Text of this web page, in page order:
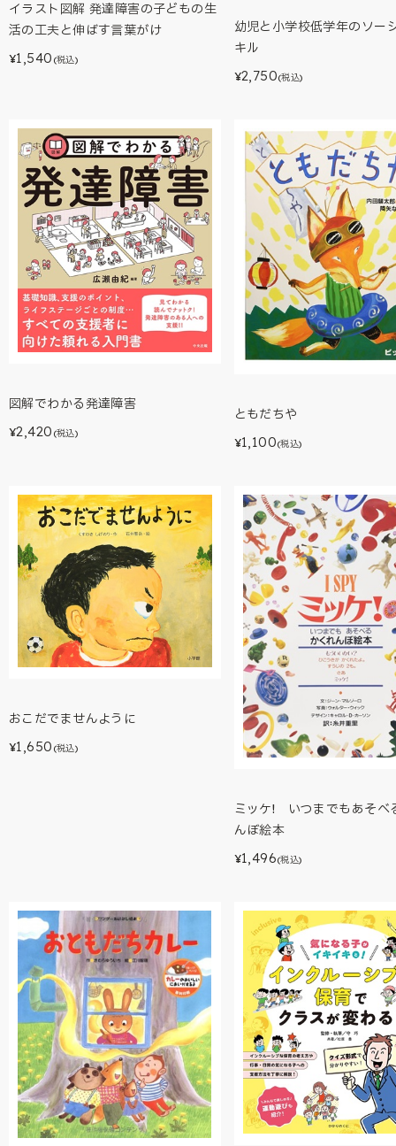
イラスト図解 発達障害の子どもの生
活の工夫と伸ばす言葉がけ
¥1,540 (税込)
幼児と小学校低学年のソー
キル
¥2,750(税込)
図解でわかる発達障害
¥2,420 (税込)
ともだちや
¥1,100(税込)
おこだでませんように
¥1,650 (税込)
ミッケ! いつまでもあそべ
んぼ絵本
¥1,496(税込)